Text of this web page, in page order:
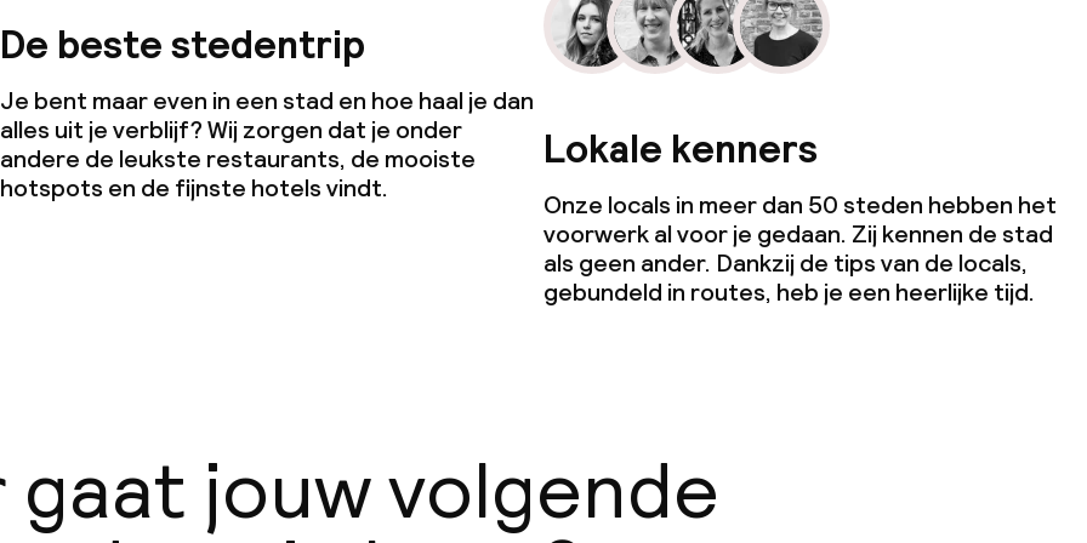
De beste stedentrip
Je bent maar even in een stad en hoe haal je dan
alles uit je verblijf? Wij zorgen dat je onder
andere de leukste restaurants, de mooiste
hotspots en de fijnste hotels vindt.
Lokale kenners
Onze locals in meer dan 50 steden hebben het
voorwerk al voor je gedaan. Zij kennen de stad
als geen ander. Dankzij de tips van de locals,
gebundeld in routes, heb je een heerlijke tijd.
gaat jouw volgende